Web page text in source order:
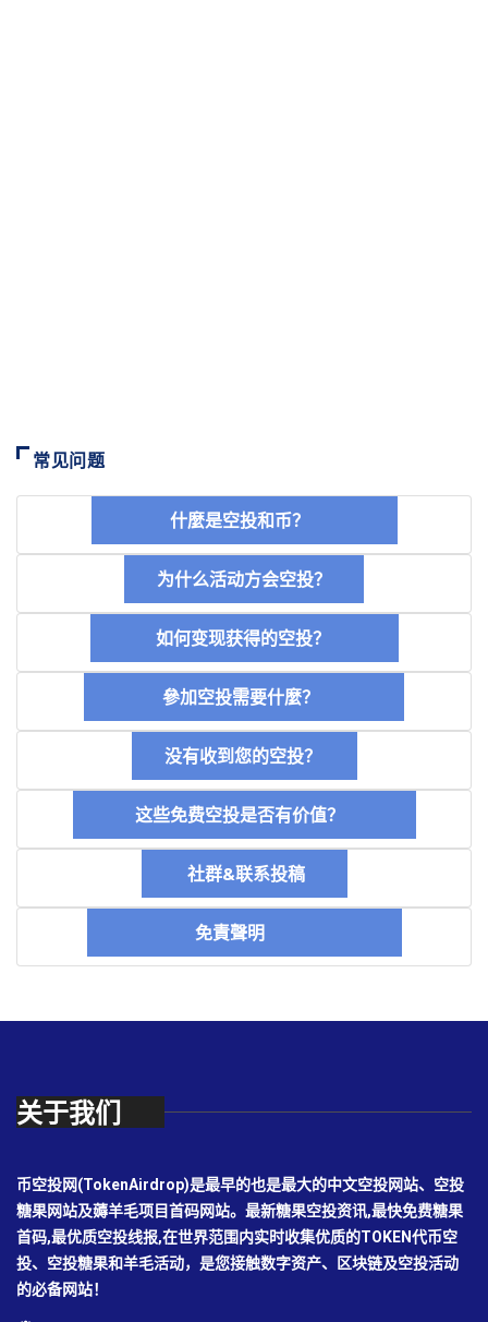
常见问题
什麼是空投和币？
为什么活动方会空投？
如何变现获得的空投？
參加空投需要什麼？
没有收到您的空投？
这些免费空投是否有价值？
社群&联系投稿
免責聲明
关于我们
币空投网(TokenAirdrop)是最早的也是最大的中文空投网站、空投
糖果网站及薅羊毛项目首码网站。最新糖果空投资讯,最快免费糖果
首码,最优质空投线报,在世界范围内实时收集优质的TOKEN代币空
投、空投糖果和羊毛活动，是您接触数字资产、区块链及空投活动
的必备网站！